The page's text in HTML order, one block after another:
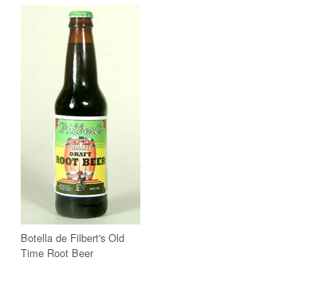
Botella de Filbert's Old
Time Root Beer